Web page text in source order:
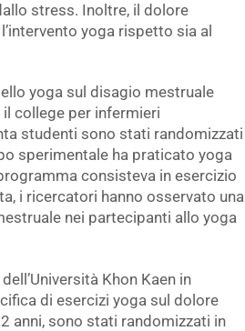
stress. Inoltre, il dolore
yoga rispetto sia al
yoga sul disagio mestruale
college per infermieri
studenti sono stati randomizzati
sperimentale ha praticato yoga
consisteva in esercizio
i ricercatori hanno osservato una
nei partecipanti allo yoga
Khon Kaen in
di esercizi yoga sul dolore
anni, sono stati randomizzati in